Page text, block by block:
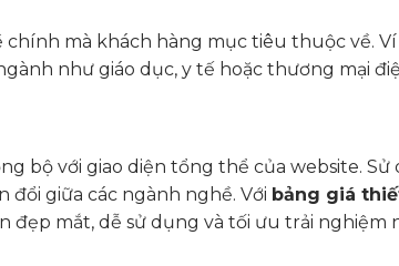
mà khách hàng mục tiêu thuộc về.
như giáo dục, y tế hoặc thương mại
bộ với giao diện tổng thể của website. Sử
giữa các ngành nghề. Với bảng giá
đẹp mắt, dễ sử dụng và tối ưu trải nghiệm